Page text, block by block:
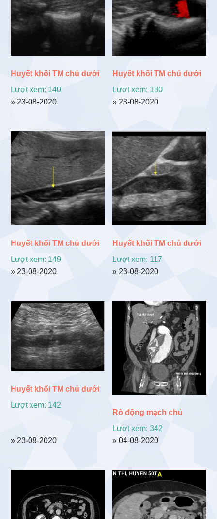
Huyết khối TM chủ dưới
Lượt xem: 140
» 23-08-2020
Huyết khối TM chủ dưới
Lượt xem: 180
» 23-08-2020
Huyết khối TM chủ dưới
Lượt xem: 149
» 23-08-2020
Huyết khối TM chủ dưới
Lượt xem: 117
» 23-08-2020
Huyết khối TM chủ dưới
Lượt xem: 142
» 23-08-2020
Rò động mạch chủ
Lượt xem: 342
» 04-08-2020